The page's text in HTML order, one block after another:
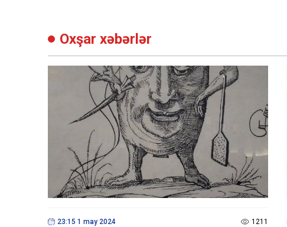
Oxşar xəbərlər
23:15 1 may 2024 1211